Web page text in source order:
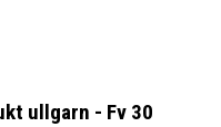
ullgarn - Fv 30